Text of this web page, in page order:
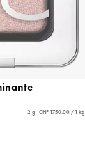
2 g - CHF 1750.00 / 1 kg